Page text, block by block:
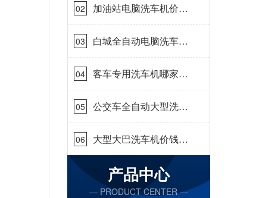
02
加油站电脑洗车机价格
怎么样[隆茂鑫晟]
03
白城全自动电脑洗车
机-ADV防冻冬季正常
使用[隆茂鑫晟]
04
客车专用洗车机哪家的
好[隆茂鑫晟]
05
公交车全自动大型洗车
机什么价钱[隆茂鑫晟]
06
大型大巴洗车机价钱怎
么样[隆茂鑫晟]
产品中心
— PRODUCT CENTER —